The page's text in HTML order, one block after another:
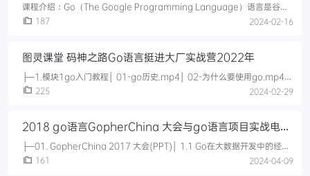
课程介绍：Go（The Google Programming Language）语言是谷歌
2009年发布的第二款开源编程语言。Go语言专门针对多处理器系统应用
187 2024-02-16
图灵课堂 码神之路Go语言挺进大厂实战营2022年
├─1.模块1go入门教程│ 01-go历史.mp4│ 02-为什么要使用go.mp4│
225 2024-02-29
2018 go语言GopherChina 大会与go语言项目实战电子
书├─01. GopherChina 2017 大会(PPT)│ 1.1 Go在大数据开发中的经验
161 2024-04-09